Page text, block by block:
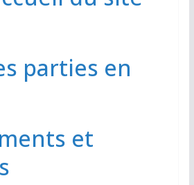
parties en
et